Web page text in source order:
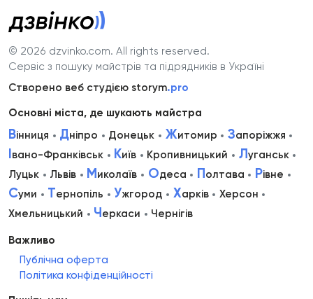
© 2026 dzvinko.com. All rights reserved.
Сервіс з пошуку майстрів та підрядників в Україні
Створено веб студією storym.pro
Основні міста, де шукають майстра
Вінниця Дніпро Донецьк Житомир Запоріжжя
Івано-Франківськ Київ Кропивницький Луганськ
Луцьк
Львів Миколаїв Одеса Полтава Рівне
Суми Тернопіль Ужгород Харків
Херсон
Хмельницький
Черкаси Чернігів
Важливо
Публічна оферта
Політика конфіденційності